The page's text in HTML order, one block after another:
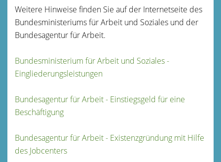
Weitere Hinweise finden Sie auf der Internetseite des
Bundesministeriums für Arbeit und Soziales und der
Bundesagentur für Arbeit.
Bundesministerium für Arbeit und Soziales -
Eingliederungsleistungen
Bundesagentur für Arbeit - Einstiegsgeld für eine
Beschäftigung
Bundesagentur für Arbeit - Existenzgründung mit Hilfe
des Jobcenters